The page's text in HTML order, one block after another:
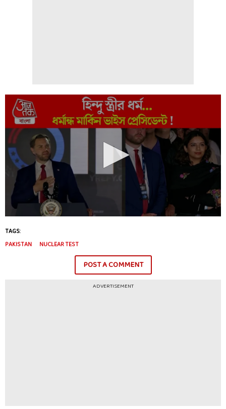
TAGS:
PAKISTAN
NUCLEAR TEST
POST A COMMENT
ADVERTISEMENT